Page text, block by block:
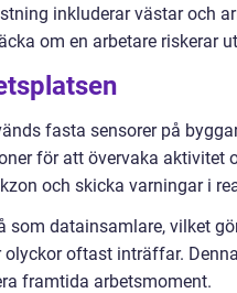
inkluderar västar och
om en arbetare riskerar
fasta sensorer på
för att övervaka aktivitet
och skicka varningar i
som datainsamlare, vilket
olyckor oftast inträffar.
framtida arbetsmoment.